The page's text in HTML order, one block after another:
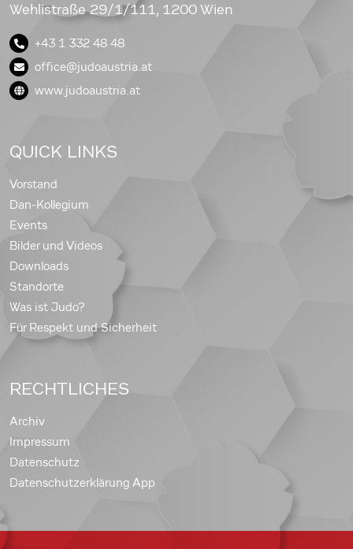
Wehlistraße 29/1/111, 1200 Wien
+43 1 332 48 48
office@judoaustria.at
www.judoaustria.at
QUICK LINKS
Vorstand
Dan-Kollegium
Events
Bilder und Videos
Downloads
Standorte
Was ist Judo?
Für Respekt und Sicherheit
RECHTLICHES
Archiv
Impressum
Datenschutz
Datenschutzerklärung App